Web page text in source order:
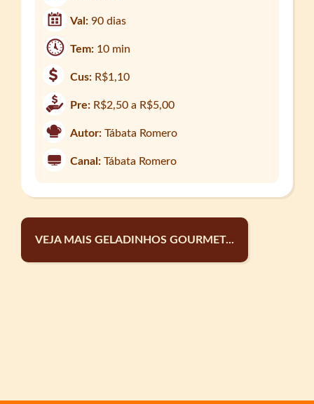
Val:90 dias
Tem: 10 min
Cus: R$1,10
Pre: R$2,50 a R$5,00
Autor: Tábata Romero
Canal: Tábata Romero
VEJA MAIS GELADINHOS GOURMET...